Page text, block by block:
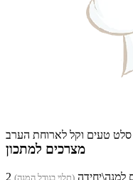
סלט טעים וקל לארוחת הערב
מצרכים למתכון
(תלוי בגודל המנה)